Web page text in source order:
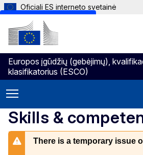
Skip to main content
Oficiali ES interneto svetainė
Europos įgūdžių (gebėjimų),
klasifikatorius (ESCO)
Skills &
There is a temporary issue